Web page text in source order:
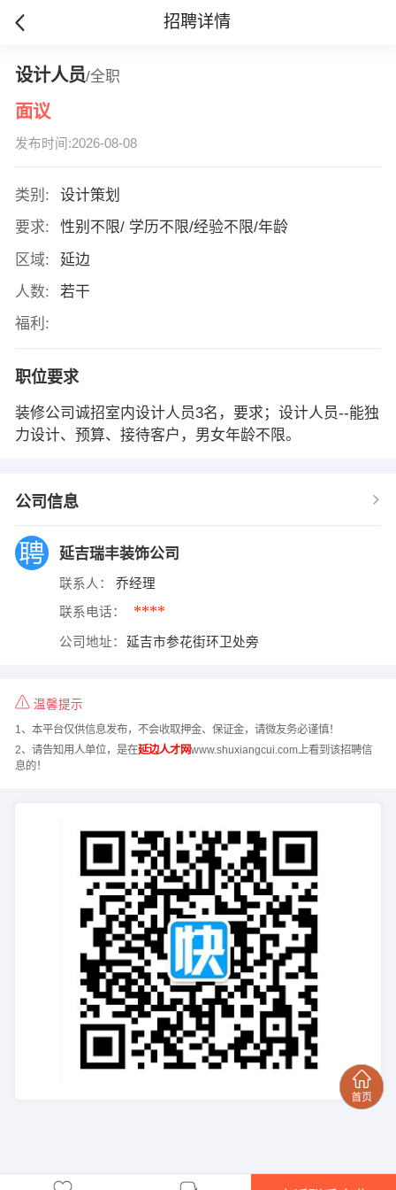
招聘详情
设计人员/全职
面议
发布时间:2026-08-08
类别:
设计策划
要求:
性别不限/ 学历不限/经验不限/年龄
区域:
延边
人数:
若干
福利:
职位要求
装修公司诚招室内设计人员3名，要求；设计人员--能独
力设计、预算、接待客户，男女年龄不限。
公司信息
延吉瑞丰装饰公司
联系人： 乔经理
联系电话： ****
公司地址： 延吉市参花街环卫处旁
温馨提示
1、本平台仅供信息发布，不会收取押金、保证金，请微友务必谨慎！
2、请告知用人单位，是在延边人才网www.shuxiangcui.com上看到该招聘信
息的！